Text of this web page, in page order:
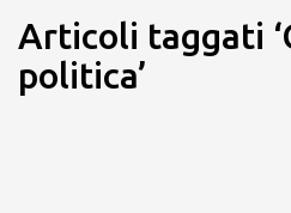
Articoli taggati
politica’